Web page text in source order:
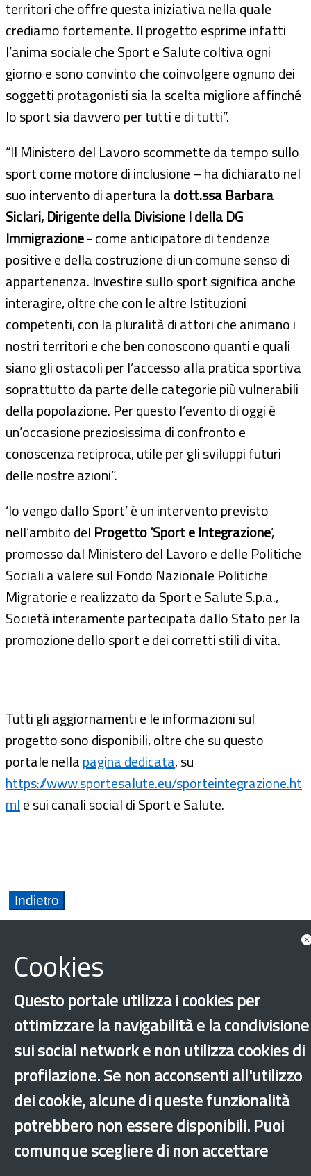
territori che offre questa iniziativa nella quale
crediamo fortemente. Il progetto esprime infatti
l’anima sociale che Sport e Salute coltiva ogni
giorno e sono convinto che coinvolgere ognuno dei
soggetti protagonisti sia la scelta migliore affinché
lo sport sia davvero per tutti e di tutti”.
“Il Ministero del Lavoro scommette da tempo sullo
sport come motore di inclusione – ha dichiarato nel
suo intervento di apertura ladott.ssa Barbara
Siclari, Dirigente della Divisione I della DG
Immigrazione- come anticipatore di tendenze
positive e della costruzione di un comune senso di
appartenenza. Investire sullo sport significa anche
interagire, oltre che con le altre Istituzioni
competenti, con la pluralità di attori che animano i
nostri territori e che ben conoscono quanti e quali
siano gli ostacoli per l’accesso alla pratica sportiva
soprattutto da parte delle categorie più vulnerabili
della popolazione. Per questo l’evento di oggi è
un’occasione preziosissima di confronto e
conoscenza reciproca, utile per gli sviluppi futuri
delle nostre azioni”.
‘Io vengo dallo Sport’ è un intervento previsto
nell’ambito del Progetto ‘Sport e Integrazione’,
promosso dal Ministero del Lavoro e delle Politiche
Sociali a valere sul Fondo Nazionale Politiche
Migratorie e realizzato da Sport e Salute S.p.a.,
Società interamente partecipata dallo Stato per la
promozione dello sport e dei corretti stili di vita.
Tutti gli aggiornamenti e le informazioni sul
progetto sono disponibili, oltre che su questo
portale nellapagina dedicata, su
https://www.sportesalute.eu/sporteintegrazione.ht
mle sui canali social di Sport e Salute.
Fondo Nazionale per le Politiche Migratorie FNPM
Integrazione
Sport Roma
×
Cookies
Questo portale utilizza i cookies per
ottimizzare la navigabilità e la condivisione
sui social network e non utilizza cookies di
profilazione. Se non acconsenti all'utilizzo
dei cookie, alcune di queste funzionalità
potrebbero non essere disponibili. Puoi
comunque scegliere di non accettare
Dichiarazione di accessibilità Mappa del sito Legal & Privacy
Contatti
Sito archeologico